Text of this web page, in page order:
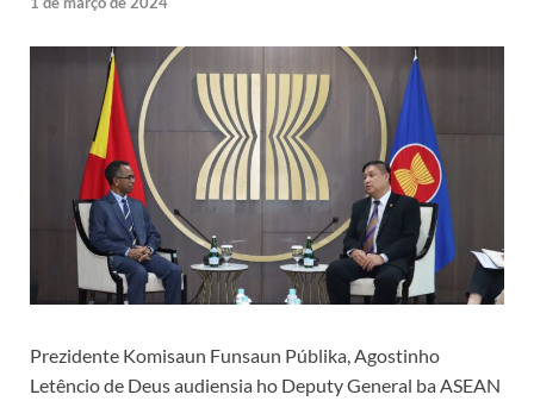
Prezidente Komisaun Funsaun Públika, Agostinho
Letêncio de Deus audiensia ho Deputy General ba ASEAN